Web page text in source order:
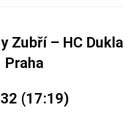
Zubří – HC Dukla
Praha
(17:19)